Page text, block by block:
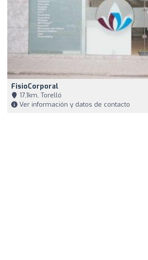
FisioCorporal
17,1km, Torelló
Ver información y datos de contacto